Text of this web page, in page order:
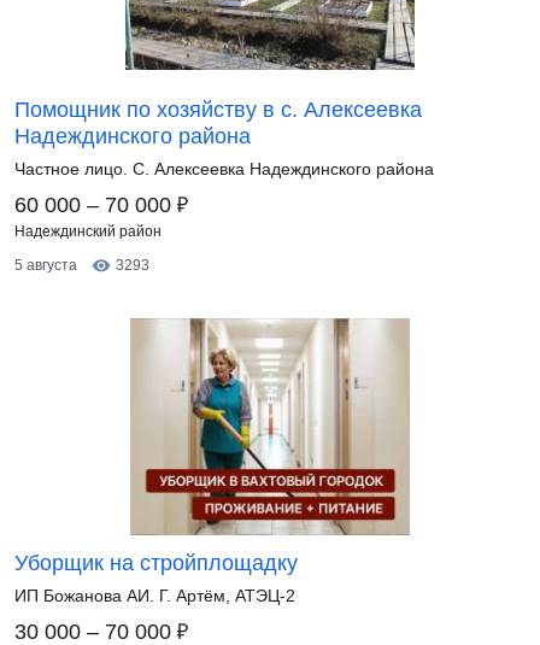
Помощник по хозяйству в с. Алексеевка
Надеждинского района
Частное лицо. С. Алексеевка Надеждинского района
60 000 – 70 000 ₽
Надеждинский район
5 августа
3293
Уборщик на стройплощадку
ИП Божанова АИ. Г. Артём, АТЭЦ-2
30 000 – 70 000 ₽